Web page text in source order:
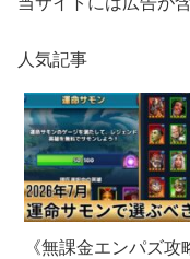
人気記事
《無課金エンパズ攻